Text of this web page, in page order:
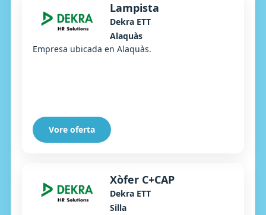
Lampista
Dekra ETT
Alaquàs
Empresa ubicada en Alaquàs.
Vore oferta
Xòfer C+CAP
Dekra ETT
Silla